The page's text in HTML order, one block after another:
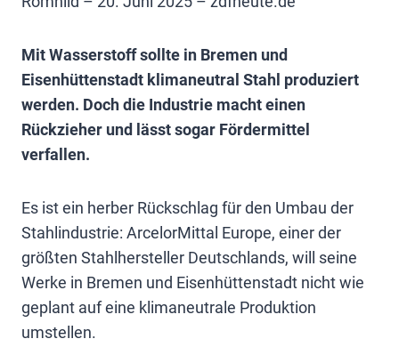
Mit Wasserstoff sollte in Bremen und
Eisenhüttenstadt klimaneutral Stahl produziert
werden. Doch die Industrie macht einen
Rückzieher und lässt sogar Fördermittel
verfallen.
Es ist ein herber Rückschlag für den Umbau der
Stahlindustrie: ArcelorMittal Europe, einer der
größten Stahlhersteller Deutschlands, will seine
Werke in Bremen und Eisenhüttenstadt nicht wie
geplant auf eine klimaneutrale Produktion
umstellen.